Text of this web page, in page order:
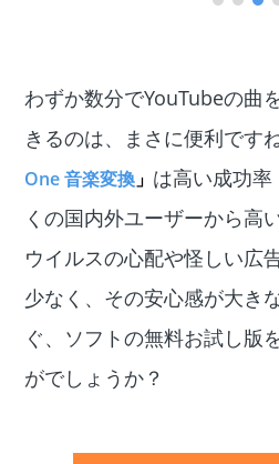
わずか数分でYouTubeの曲
きるのは、まさに便利ですね
One 音楽変換 」 は高い成功
くの国内外ユーザーから高
ウイルスの心配や怪しい広
少なく、その安心感が大き
ぐ、ソフトの無料お試し版
がでしょうか？